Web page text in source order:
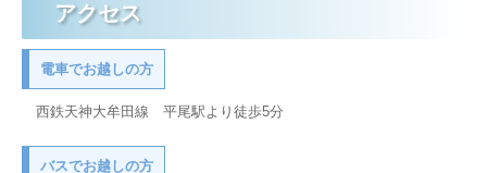
アクセス
電車でお越しの方
西鉄天神大牟田線 平尾駅より徒歩5分
バスでお越しの方